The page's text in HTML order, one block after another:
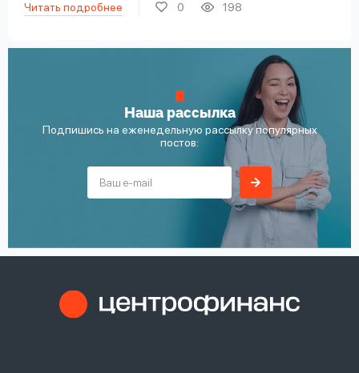
Читать подробнее 0 198
Наша рассылка
Подпишись на еженедельную рассылку популярных
постов: